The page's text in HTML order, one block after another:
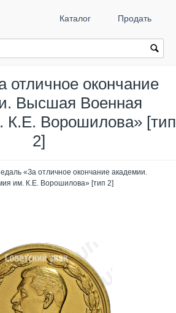
Каталог Продать
отличное окончание
Высшая Военная
К.Е. Ворошилова» [тип
2]
«За отличное окончание академии.
им. К.Е. Ворошилова» [тип 2]